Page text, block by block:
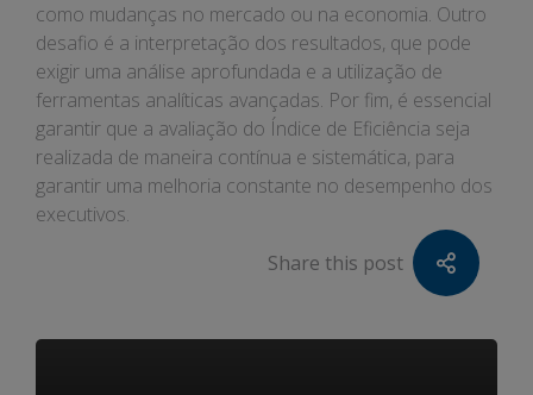
como mudanças no mercado ou na economia. Outro
desafio é a interpretação dos resultados, que pode
exigir uma análise aprofundada e a utilização de
ferramentas analíticas avançadas. Por fim, é essencial
garantir que a avaliação do Índice de Eficiência seja
realizada de maneira contínua e sistemática, para
garantir uma melhoria constante no desempenho dos
executivos.
Share this post